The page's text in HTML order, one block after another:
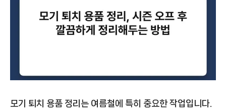
모기 퇴치 용품 정리는 여름철에 특히 중요한 작업입니다.